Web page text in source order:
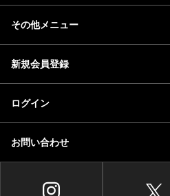
その他メニュー
新規会員登録
ログイン
お問い合わせ